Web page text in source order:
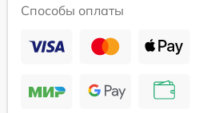
Способы оплаты